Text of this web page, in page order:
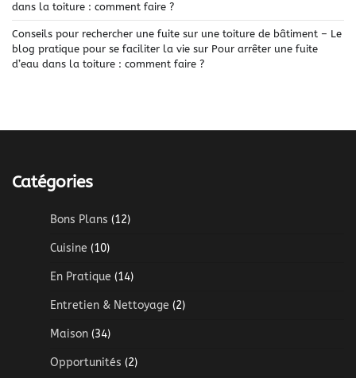
dans la toiture : comment faire ?
Conseils pour rechercher une fuite sur une toiture de bâtiment – Le
blog pratique pour se faciliter la vie sur Pour arrêter une fuite
d’eau dans la toiture : comment faire ?
Catégories
Bons Plans (12)
Cuisine (10)
En Pratique (14)
Entretien & Nettoyage (2)
Maison (34)
Opportunités (2)